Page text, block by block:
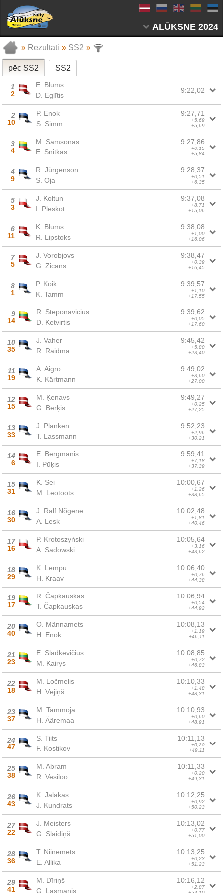
ALŪKSNE 2024
» Rezultāti » SS2 »
pēc SS2 SS2
1
2
E. Blūms
D. Eglītis
9:22,02
2
10
P. Enok
S. Simm
9:27,71
+5,69
+5,69
3
4
M. Samsonas
E. Snitkas
9:27,86
+0,15
+5,84
4
9
R. Jürgenson
S. Oja
9:28,37
+0,51
+6,35
5
3
J. Kołtun
I. Pleskot
9:37,08
+8,71
+15,06
6
11
K. Blūms
R. Lipstoks
9:38,08
+1,00
+16,06
7
5
J. Vorobjovs
G. Zicāns
9:38,47
+0,39
+16,45
8
1
P. Koik
K. Tamm
9:39,57
+1,10
+17,55
9
14
R. Steponavicius
D. Ketvirtis
9:39,62
+0,05
+17,60
10
35
J. Vaher
R. Raidma
9:45,42
+5,80
+23,40
11
19
A. Aigro
K. Kärtmann
9:49,02
+3,60
+27,00
12
15
M. Ķenavs
G. Berķis
9:49,27
+0,25
+27,25
13
33
J. Planken
T. Lassmann
9:52,23
+2,96
+30,21
14
6
E. Bergmanis
I. Pūķis
9:59,41
+7,18
+37,39
15
31
K. Sei
M. Leotoots
10:00,67
+1,26
+38,65
16
30
J. Ralf Nõgene
A. Lesk
10:02,48
+1,81
+40,46
17
16
P. Krotoszyński
A. Sadowski
10:05,64
+3,16
+43,62
18
29
K. Lempu
H. Kraav
10:06,40
+0,76
+44,38
19
17
R. Čapkauskas
T. Čapkauskas
10:06,94
+0,54
+44,92
20
40
O. Männamets
H. Enok
10:08,13
+1,19
+46,11
21
23
E. Sladkevičius
M. Kairys
10:08,85
+0,72
+46,83
22
18
M. Ločmelis
H. Vējiņš
10:10,33
+1,48
+48,31
23
37
M. Tammoja
H. Ääremaa
10:10,93
+0,60
+48,91
24
47
S. Tiits
F. Kostikov
10:11,13
+0,20
+49,11
25
38
M. Abram
R. Vesiloo
10:11,33
+0,20
+49,31
26
43
K. Jalakas
J. Kundrats
10:12,25
+0,92
+50,23
27
22
J. Meisters
G. Slaidiņš
10:13,02
+0,77
+51,00
28
36
T. Niinemets
E. Allika
10:13,25
+0,23
+51,23
29
41
M. Dīriņš
G. Lasmanis
10:16,12
+2,87